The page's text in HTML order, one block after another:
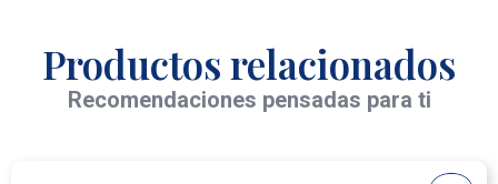
Productos relacionados
Recomendaciones pensadas para ti